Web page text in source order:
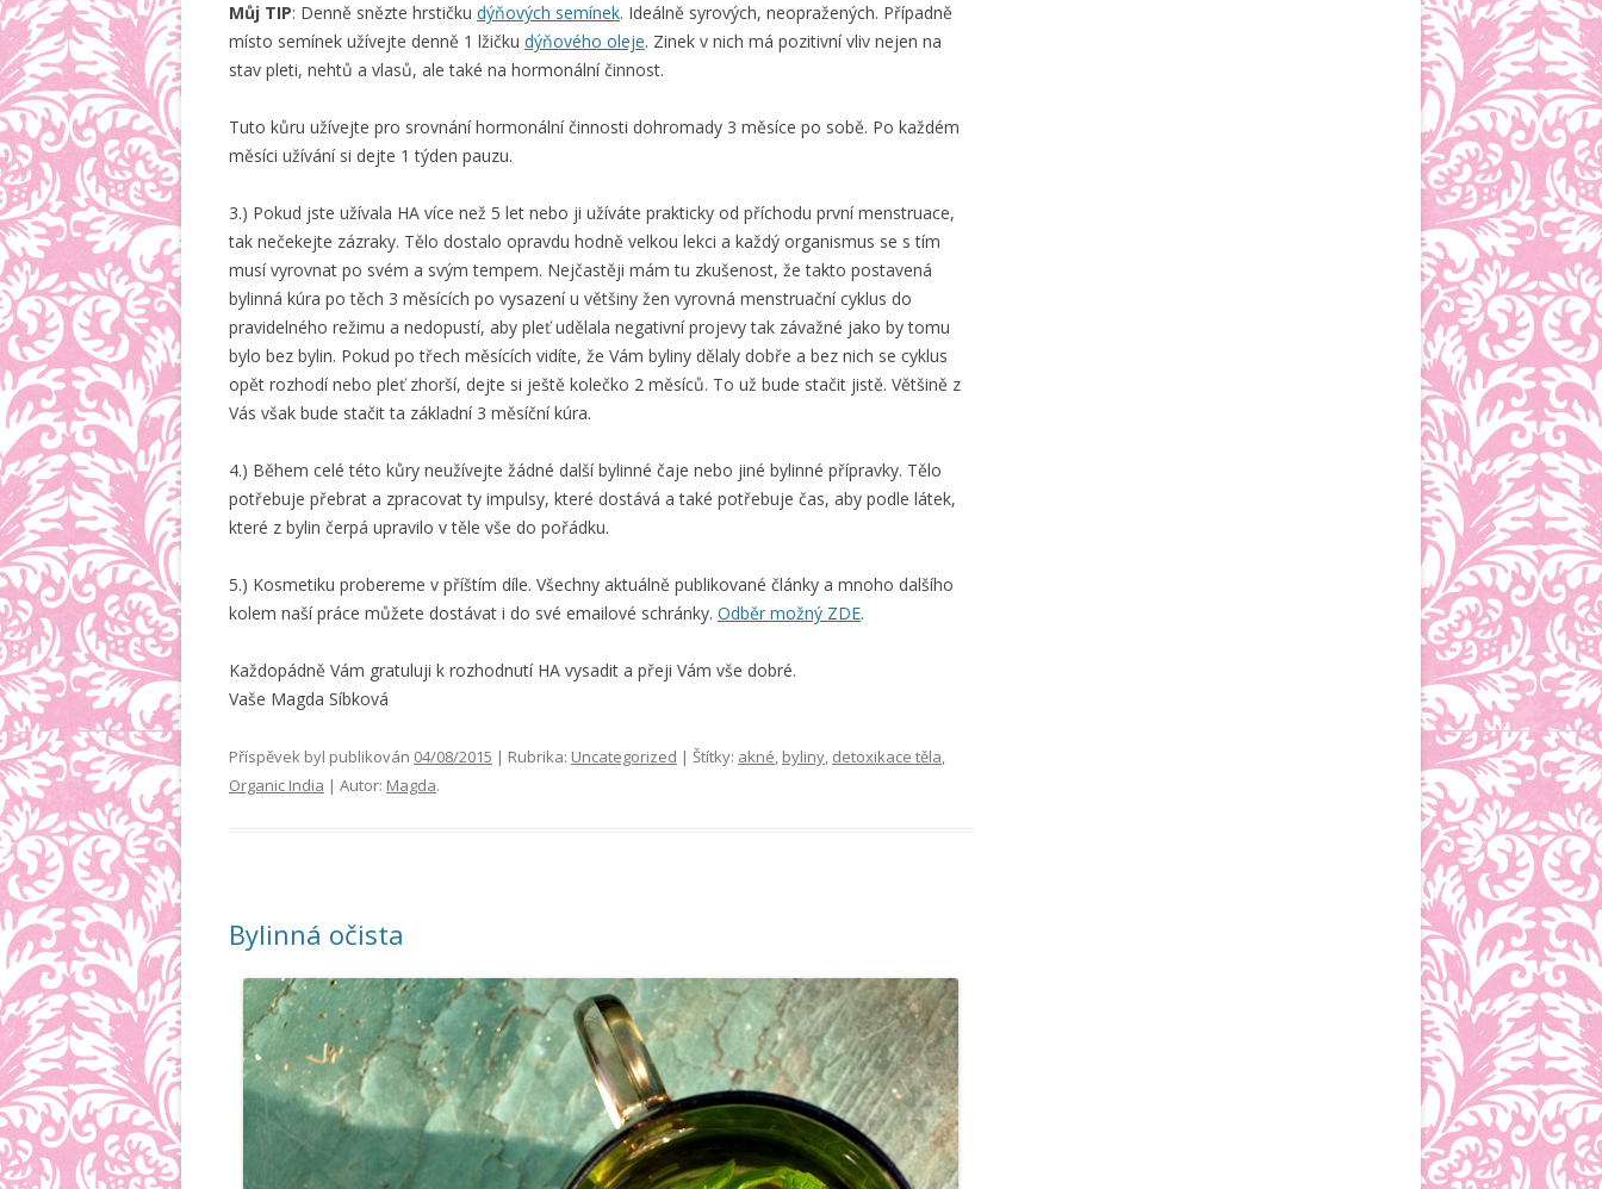
Můj TIP: Denně snězte hrstičku dýňových semínek. Ideálně syrových, neopražených. Případně
místo semínek užívejte denně 1 lžičku dýňového oleje. Zinek v nich má pozitivní vliv nejen na
stav pleti, nehtů a vlasů, ale také na hormonální činnost.
Tuto kůru užívejte pro srovnání hormonální činnosti dohromady 3 měsíce po sobě. Po každém
měsíci užívání si dejte 1 týden pauzu.
3.) Pokud jste užívala HA více než 5 let nebo ji užíváte prakticky od příchodu první menstruace,
tak nečekejte zázraky. Tělo dostalo opravdu hodně velkou lekci a každý organismus se s tím
musí vyrovnat po svém a svým tempem. Nejčastěji mám tu zkušenost, že takto postavená
bylinná kúra po těch 3 měsících po vysazení u většiny žen vyrovná menstruační cyklus do
pravidelného režimu a nedopustí, aby pleť udělala negativní projevy tak závažné jako by tomu
bylo bez bylin. Pokud po třech měsících vidíte, že Vám byliny dělaly dobře a bez nich se cyklus
opět rozhodí nebo pleť zhorší, dejte si ještě kolečko 2 měsíců. To už bude stačit jistě. Většině z
Vás však bude stačit ta základní 3 měsíční kúra.
4.) Během celé této kůry neužívejte žádné další bylinné čaje nebo jiné bylinné přípravky. Tělo
potřebuje přebrat a zpracovat ty impulsy, které dostává a také potřebuje čas, aby podle látek,
které z bylin čerpá upravilo v těle vše do pořádku.
5.) Kosmetiku probereme v příštím díle. Všechny aktuálně publikované články a mnoho dalšího
kolem naší práce můžete dostávat i do své emailové schránky. Odběr možný ZDE.
Každopádně Vám gratuluji k rozhodnutí HA vysadit a přeji Vám vše dobré.
Vaše Magda Síbková
Příspěvek byl publikován 04/08/2015 | Rubrika: Uncategorized | Štítky: akné, byliny, detoxikace těla,
Organic India | Autor: Magda.
Bylinná očista